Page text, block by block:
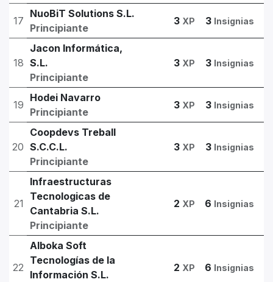
17
NuoBiT Solutions S.L.
Principiante
3 XP 3 Insignias
18
Jacon Informática,
S.L.
Principiante
3 XP 3 Insignias
19
Hodei Navarro
Principiante
3 XP 3 Insignias
20
Coopdevs Treball
S.C.C.L.
Principiante
3 XP 3 Insignias
21
Infraestructuras
Tecnologicas de
Cantabria S.L.
Principiante
2 XP 6 Insignias
22
Alboka Soft
Tecnologías de la
Información S.L.
2 XP 6 Insignias